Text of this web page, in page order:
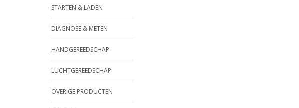
STARTEN & LADEN
DIAGNOSE & METEN
HANDGEREEDSCHAP
LUCHTGEREEDSCHAP
OVERIGE PRODUCTEN